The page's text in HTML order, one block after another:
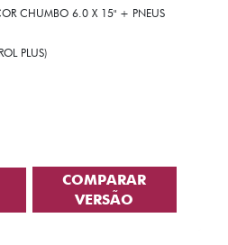
CHUMBO 6.0 X 15" + PNEUS
PLUS)
COMPARAR
VERSÃO